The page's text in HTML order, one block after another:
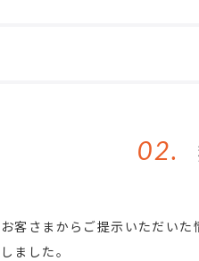
02.
お客さまからご提示いただい
しました。